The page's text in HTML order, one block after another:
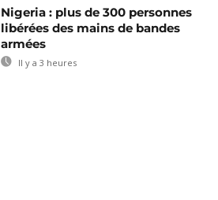
Nigeria : plus de 300 personnes
libérées des mains de bandes
armées
Il y a 3 heures